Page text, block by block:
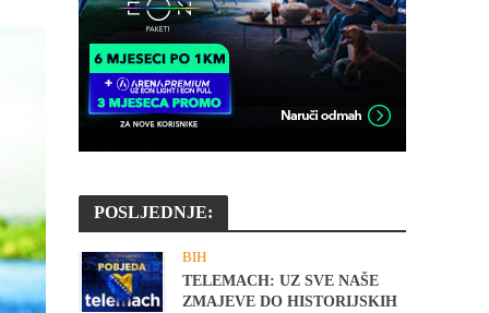
POSLJEDNJE:
BIH
TELEMACH: UZ SVE NAŠE
ZMAJEVE DO HISTORIJSKIH